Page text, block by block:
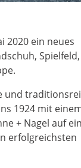
2020 ein neues
Spielfeld,
und
1924 mit
+ Nagel auf
erfolgreichsten